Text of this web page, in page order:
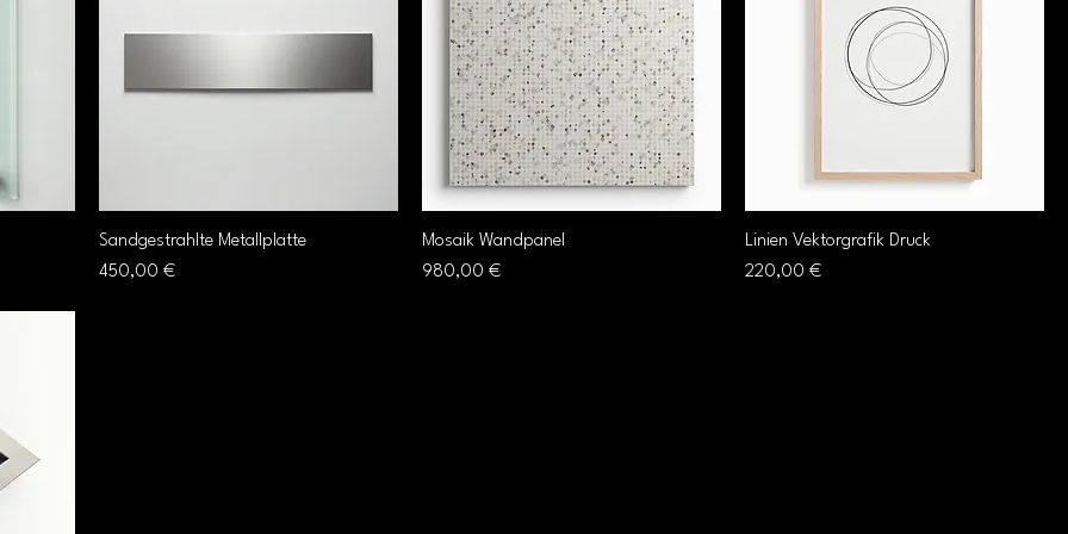
Sandgestrahlte Metallplatte
Preis
450,00 €
Mosaik Wandpanel
Preis
980,00 €
Linien Vektorgrafik Druck
Preis
220,00 €